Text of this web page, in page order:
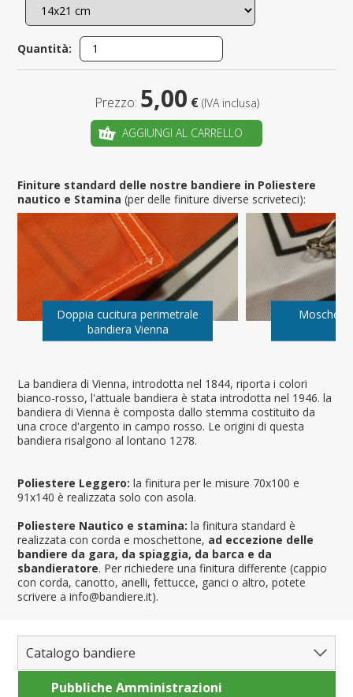
La bandiera di Vienna, introdotta nel 1844, riporta i colori
bianco-rosso, l'attuale bandiera è stata introdotta nel 1946. la
bandiera di Vienna è composta dallo stemma costituito da
una croce d'argento in campo rosso. Le origini di questa
bandiera risalgono al lontano 1278.
Poliestere Leggero: la finitura per le misure 70x100 e
91x140 è realizzata solo con asola.
Poliestere Nautico e stamina: la finitura standard è
realizzata con corda e moschettone, ad eccezione delle
bandiere da gara, da spiaggia, da barca e da
sbandieratore. Per richiedere una finitura differente (cappio
con corda, canotto, anelli, fettucce, ganci o altro, potete
scrivere a info@bandiere.it).
Quantità:
Prezzo: 5,00 € (IVA inclusa)
AGGIUNGI AL CARRELLO
Finiture standard delle nostre bandiere in Poliestere
nautico e Stamina(per delle finiture diverse scriveteci):
Doppia cucitura perimetrale
bandiera Vienna
Catalogo bandiere
Bandiere del Mondo
Pubbliche Amministrazioni